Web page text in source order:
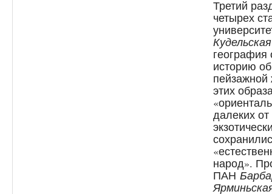
Третий
четырех
Кудельская
география
историю
этих
далеких
народ».
ПАН